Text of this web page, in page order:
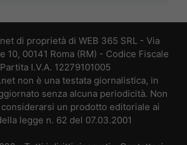
di proprietà di WEB 365 SRL - Via
10, 00141 Roma (RM) - Codice Fiscale
I.V.A. 12279101005
non è una testata giornalistica, in
senza alcuna periodicità. Non
un prodotto editoriale ai
legge n. 62 del 07.03.2001